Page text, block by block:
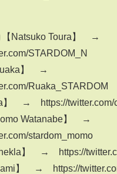
【Natsuko Toura】 →
STARDOM_N
】 →
Ruaka_STARDOM
】 → https://twitter.com/
Watanabe】 →
stardom_momo
】 → https://
】 → https://